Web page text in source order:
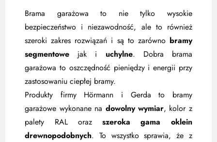
Brama garażowa to nie tylko wysokie
bezpieczeństwo i niezawodność, ale to również
szeroki zakres rozwiązań i są to zarówno bramy
segmentowe jak i uchylne. Dobra brama
garażowa to oszczędność pieniędzy i energii przy
zastosowaniu ciepłej bramy.
Produkty firmy Hörmann i Gerda to bramy
garażowe wykonane na dowolny wymiar, kolor z
palety RAL orazszeroka gama oklein
drewnopodobnych. To wszystko sprawia, że z